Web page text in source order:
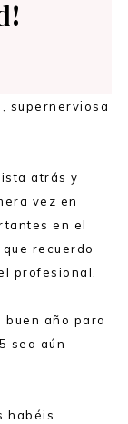
supernerviosa
atrás y
vez en
en el
recuerdo
profesional.
buen año para
sea aún
habéis